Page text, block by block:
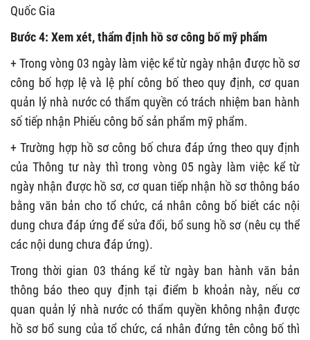
Quốc Gia
Bước 4: Xem xét, thẩm định hồ sơ công bố mỹ phẩm
+ Trong vòng 03 ngày làm việc kể từ ngày nhận được hồ sơ
công bố hợp lệ và lệ phí công bố theo quy định, cơ quan
quản lý nhà nước có thẩm quyền có trách nhiệm ban hành
số tiếp nhận Phiếu công bố sản phẩm mỹ phẩm.
+ Trường hợp hồ sơ công bố chưa đáp ứng theo quy định
của Thông tư này thì trong vòng 05 ngày làm việc kể từ
ngày nhận được hồ sơ, cơ quan tiếp nhận hồ sơ thông báo
bằng văn bản cho tổ chức, cá nhân công bố biết các nội
dung chưa đáp ứng để sửa đổi, bổ sung hồ sơ (nêu cụ thể
các nội dung chưa đáp ứng).
Trong thời gian 03 tháng kể từ ngày ban hành văn bản
thông báo theo quy định tại điểm b khoản này, nếu cơ
quan quản lý nhà nước có thẩm quyền không nhận được
hồ sơ bổ sung của tổ chức, cá nhân đứng tên công bố thì